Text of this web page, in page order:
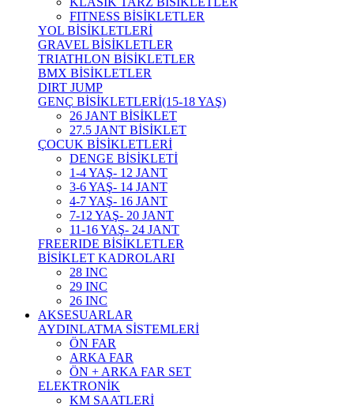
FITNESS BİSİKLETLER
YOL BİSİKLETLERİ
GRAVEL BİSİKLETLER
TRIATHLON BİSİKLETLER
BMX BİSİKLETLER
DIRT JUMP
GENÇ BİSİKLETLERİ(15-18 YAŞ)
26 JANT BİSİKLET
27.5 JANT BİSİKLET
ÇOCUK BİSİKLETLERİ
DENGE BİSİKLETİ
1-4 YAŞ- 12 JANT
3-6 YAŞ- 14 JANT
4-7 YAŞ- 16 JANT
7-12 YAŞ- 20 JANT
11-16 YAŞ- 24 JANT
FREERIDE BİSİKLETLER
BİSİKLET KADROLARI
28 INC
29 INC
26 INC
AKSESUARLAR
AYDINLATMA SİSTEMLERİ
ÖN FAR
ARKA FAR
ÖN + ARKA FAR SET
ELEKTRONİK
KM SAATLERİ